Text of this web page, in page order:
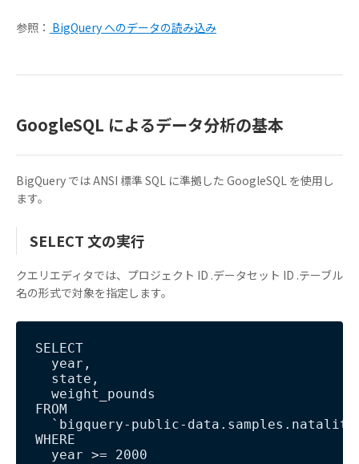
参照： BigQuery へのデータの読み込み
GoogleSQL によるデータ分析の基本
BigQuery では ANSI 標準 SQL に準拠した GoogleSQL を使用し
ます。
SELECT 文の実行
クエリエディタでは、プロジェクト ID .データセット ID .テーブル
名の形式で対象を指定します。
SELECT
  year,
  state,
  weight_pounds
FROM
`bigquery-public-
WHERE
  year >= 2000